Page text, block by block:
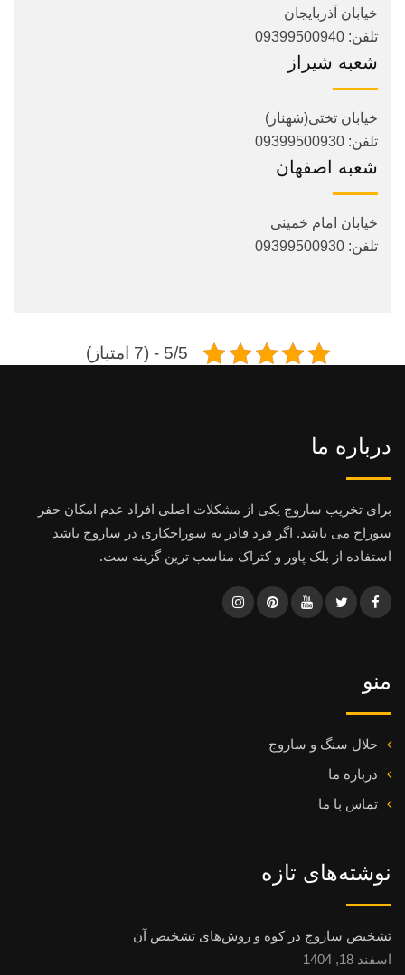
خیابان آذربایجان
تلفن: 09399500940
شعبه شیراز
خیابان تختی(شهناز)
تلفن: 09399500930
شعبه اصفهان
خیابان امام خمینی
تلفن: 09399500930
5/5 - (7 امتیاز)
درباره ما
برای تخریب ساروج یکی از مشکلات اصلی افراد عدم امکان حفر
سوراخ می باشد. اگر فرد قادر به سوراخکاری در ساروج باشد
استفاده از بلک پاور و کتراک مناسب ترین گزینه ست.
منو
حلال سنگ و ساروج
درباره ما
تماس با ما
نوشته‌های تازه
تشخیص ساروج در کوه و روش‌های تشخیص آن
اسفند 18, 1404